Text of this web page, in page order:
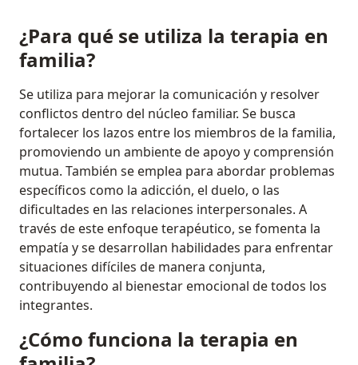
¿Para qué se utiliza la terapia en
familia?
Se utiliza para mejorar la comunicación y resolver
conflictos dentro del núcleo familiar. Se busca
fortalecer los lazos entre los miembros de la familia,
promoviendo un ambiente de apoyo y comprensión
mutua. También se emplea para abordar problemas
específicos como la adicción, el duelo, o las
dificultades en las relaciones interpersonales. A
través de este enfoque terapéutico, se fomenta la
empatía y se desarrollan habilidades para enfrentar
situaciones difíciles de manera conjunta,
contribuyendo al bienestar emocional de todos los
integrantes.
¿Cómo funciona la terapia en